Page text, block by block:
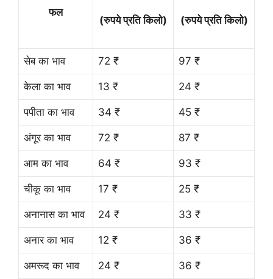
फल
(रुपये प्रति किलो) (रुपये प्रति किलो)
सेब का भाव 72 ₹ 97 ₹
केला का भाव 13 ₹ 24 ₹
पपीता का भाव 34 ₹ 45 ₹
अंगूर का भाव 72 ₹ 87 ₹
आम का भाव 64 ₹ 93 ₹
चीकू का भाव 17 ₹ 25 ₹
अनानास का भाव 24 ₹ 33 ₹
अनार का भाव 12 ₹ 36 ₹
अमरूद का भाव 24 ₹ 36 ₹